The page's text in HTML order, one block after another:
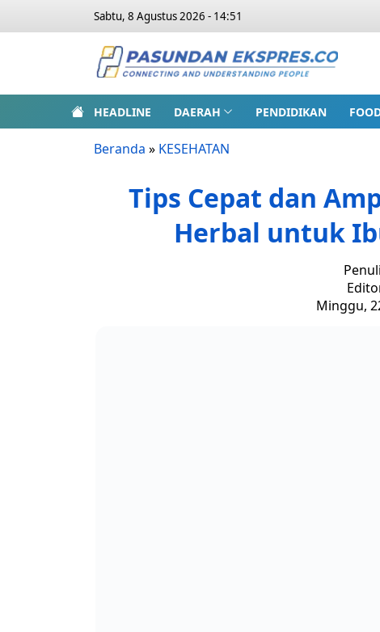
Sabtu, 8 Agustus 2026 - 14:51
HEADLINE DAERAH PENDIDIKAN
Beranda » KESEHATAN
Tips Cepat dan
Herbal untuk
Minggu,